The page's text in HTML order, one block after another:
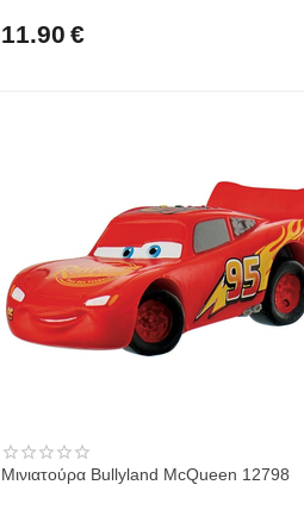
11.90 €
Μινιατούρα Bullyland McQueen 12798